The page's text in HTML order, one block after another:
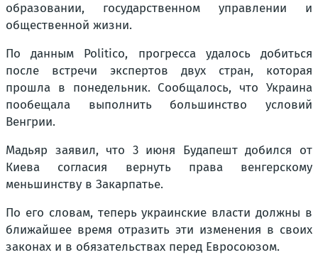
образовании, государственном управлении и
общественной жизни.
По данным Politico, прогресса удалось добиться
после встречи экспертов двух стран, которая
прошла в понедельник. Сообщалось, что Украина
пообещала выполнить большинство условий
Венгрии.
Мадьяр заявил, что 3 июня Будапешт добился от
Киева согласия вернуть права венгерскому
меньшинству в Закарпатье.
По его словам, теперь украинские власти должны в
ближайшее время отразить эти изменения в своих
законах и в обязательствах перед Евросоюзом.